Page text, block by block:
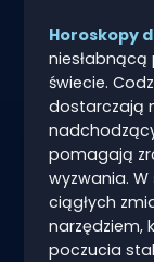
Horoskopy
niesłabnącą
świecie.
dostarczają
pomagają
wyzwania.
ciągłych
narzędziem,
poczucia